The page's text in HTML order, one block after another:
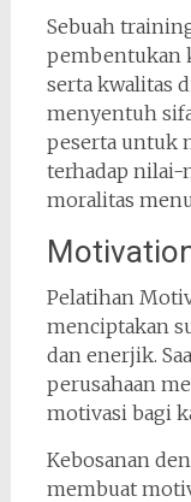
Sebuah
pembentukan
serta kwalitas
menyentuh
peserta untuk
terhadap nilai-
moralitas
Pelatihan
menciptakan
dan enerjik.
perusahaan
motivasi bagi
Kebosanan
membuat